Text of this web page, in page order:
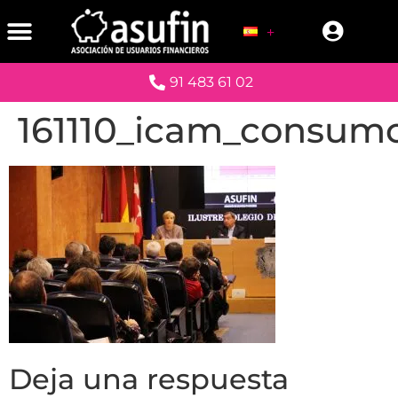
91 483 61 02
Deja una respuesta